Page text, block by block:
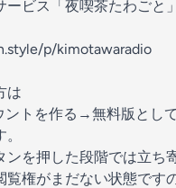
ービス「夜喫茶たわごと
p/kimotawaradio
は
ントを作る→無料版とし
ンを押した段階では立ち
権がまだない状態です